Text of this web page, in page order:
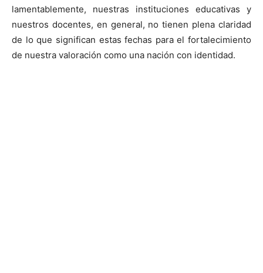
lamentablemente, nuestras instituciones educativas y
nuestros docentes, en general, no tienen plena claridad
de lo que significan estas fechas para el fortalecimiento
de nuestra valoración como una nación con identidad.